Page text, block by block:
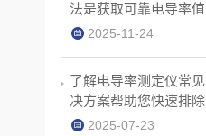
法是获取可靠电导率
2025-11-24
了解电导率测定仪常
决方案帮助您快速排
2025-07-23